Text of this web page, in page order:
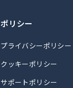
ポリシー
プライバシーポリシー
クッキーポリシー
サポートポリシー